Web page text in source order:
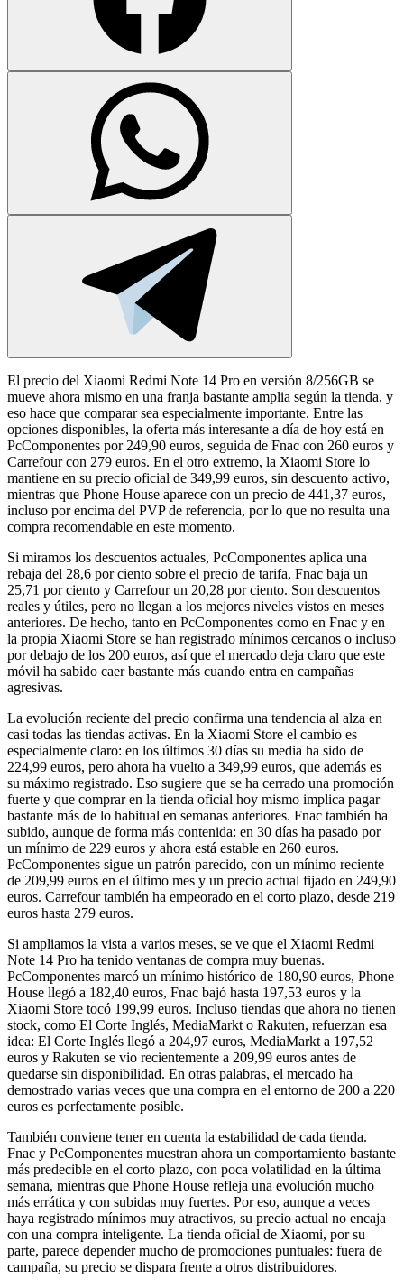
El precio del Xiaomi Redmi Note 14 Pro en versión 8/256GB se
mueve ahora mismo en una franja bastante amplia según la tienda, y
eso hace que comparar sea especialmente importante. Entre las
opciones disponibles, la oferta más interesante a día de hoy está en
PcComponentes por 249,90 euros, seguida de Fnac con 260 euros y
Carrefour con 279 euros. En el otro extremo, la Xiaomi Store lo
mantiene en su precio oficial de 349,99 euros, sin descuento activo,
mientras que Phone House aparece con un precio de 441,37 euros,
incluso por encima del PVP de referencia, por lo que no resulta una
compra recomendable en este momento.
Si miramos los descuentos actuales, PcComponentes aplica una
rebaja del 28,6 por ciento sobre el precio de tarifa, Fnac baja un
25,71 por ciento y Carrefour un 20,28 por ciento. Son descuentos
reales y útiles, pero no llegan a los mejores niveles vistos en meses
anteriores. De hecho, tanto en PcComponentes como en Fnac y en
la propia Xiaomi Store se han registrado mínimos cercanos o incluso
por debajo de los 200 euros, así que el mercado deja claro que este
móvil ha sabido caer bastante más cuando entra en campañas
agresivas.
La evolución reciente del precio confirma una tendencia al alza en
casi todas las tiendas activas. En la Xiaomi Store el cambio es
especialmente claro: en los últimos 30 días su media ha sido de
224,99 euros, pero ahora ha vuelto a 349,99 euros, que además es
su máximo registrado. Eso sugiere que se ha cerrado una promoción
fuerte y que comprar en la tienda oficial hoy mismo implica pagar
bastante más de lo habitual en semanas anteriores. Fnac también ha
subido, aunque de forma más contenida: en 30 días ha pasado por
un mínimo de 229 euros y ahora está estable en 260 euros.
PcComponentes sigue un patrón parecido, con un mínimo reciente
de 209,99 euros en el último mes y un precio actual fijado en 249,90
euros. Carrefour también ha empeorado en el corto plazo, desde 219
euros hasta 279 euros.
Si ampliamos la vista a varios meses, se ve que el Xiaomi Redmi
Note 14 Pro ha tenido ventanas de compra muy buenas.
PcComponentes marcó un mínimo histórico de 180,90 euros, Phone
House llegó a 182,40 euros, Fnac bajó hasta 197,53 euros y la
Xiaomi Store tocó 199,99 euros. Incluso tiendas que ahora no tienen
stock, como El Corte Inglés, MediaMarkt o Rakuten, refuerzan esa
idea: El Corte Inglés llegó a 204,97 euros, MediaMarkt a 197,52
euros y Rakuten se vio recientemente a 209,99 euros antes de
quedarse sin disponibilidad. En otras palabras, el mercado ha
demostrado varias veces que una compra en el entorno de 200 a 220
euros es perfectamente posible.
También conviene tener en cuenta la estabilidad de cada tienda.
Fnac y PcComponentes muestran ahora un comportamiento bastante
más predecible en el corto plazo, con poca volatilidad en la última
semana, mientras que Phone House refleja una evolución mucho
más errática y con subidas muy fuertes. Por eso, aunque a veces
haya registrado mínimos muy atractivos, su precio actual no encaja
con una compra inteligente. La tienda oficial de Xiaomi, por su
parte, parece depender mucho de promociones puntuales: fuera de
campaña, su precio se dispara frente a otros distribuidores.